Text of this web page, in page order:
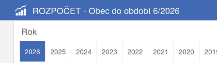
ROZPOČET - Obec do období 6/2026
Rok
2026 2025 2024 2023 2022 2021 2020